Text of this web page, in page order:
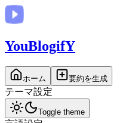
YouBlogifY
ホーム 要約を生成
テーマ設定
Toggle theme